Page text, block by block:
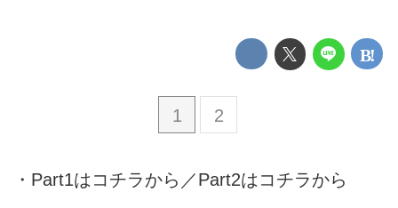
1 2
・ Part1はコチラから ／Part2はコチラから